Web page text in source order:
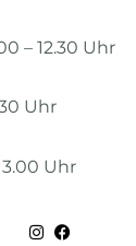
– 12.30 Uhr
Uhr
Uhr